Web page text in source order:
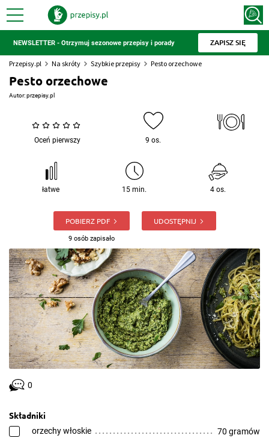
NEWSLETTER - Otrzymuj sezonowe przepisy i porady ZAPISZ SIĘ
Przepisy.pl Na skróty Szybkie przepisy Pesto orzechowe
Pesto orzechowe
Autor:przepisy.pl
Oceń pierwszy 9 os.
łatwe 15 min. 4 os.
POBIERZ PDF
9 osób zapisało
UDOSTĘPNIJ
0
Składniki
orzechy włoskie 70 gramów